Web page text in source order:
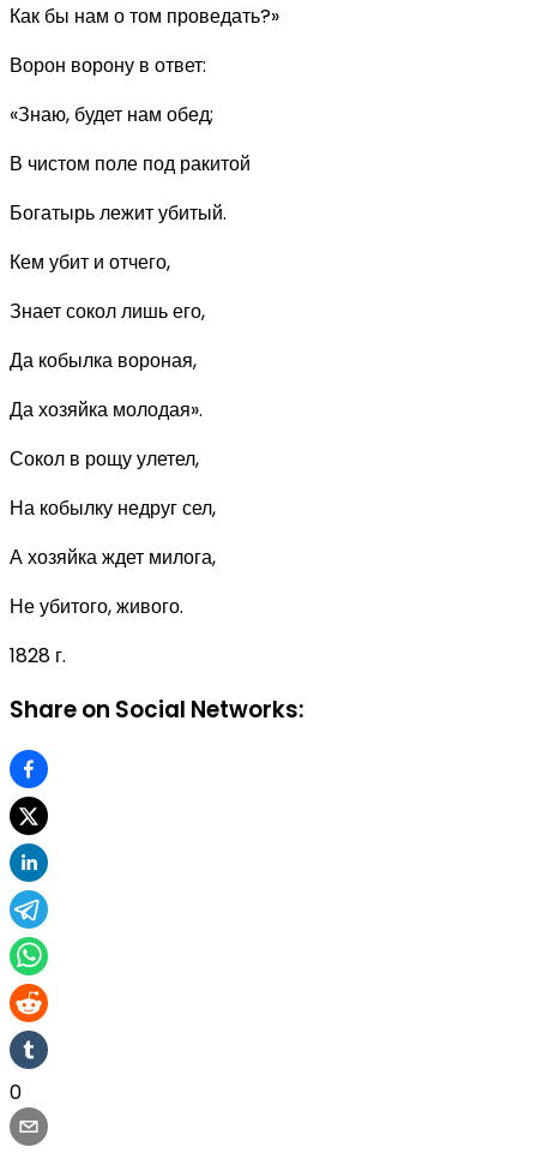
Как бы нам о том проведать?»
Ворон ворону в ответ:
«Знаю, будет нам обед;
В чистом поле под ракитой
Богатырь лежит убитый.
Кем убит и отчего,
Знает сокол лишь его,
Да кобылка вороная,
Да хозяйка молодая».
Сокол в рощу улетел,
На кобылку недруг сел,
А хозяйка ждет милога,
Не убитого, живого.
1828 г.
Share on Social Networks:
0